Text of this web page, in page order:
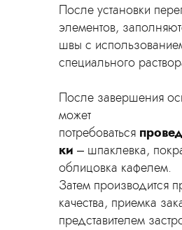
После установки
элементов,
швы с
специального
После завершения
может
потребоваться
ки – шпаклевка,
облицовка кафелем.
Затем производится
качества, приемка
представителем